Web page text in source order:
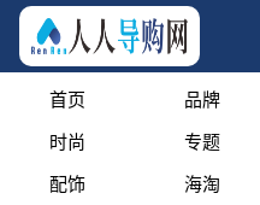
首页 品牌
时尚 专题
配饰 海淘